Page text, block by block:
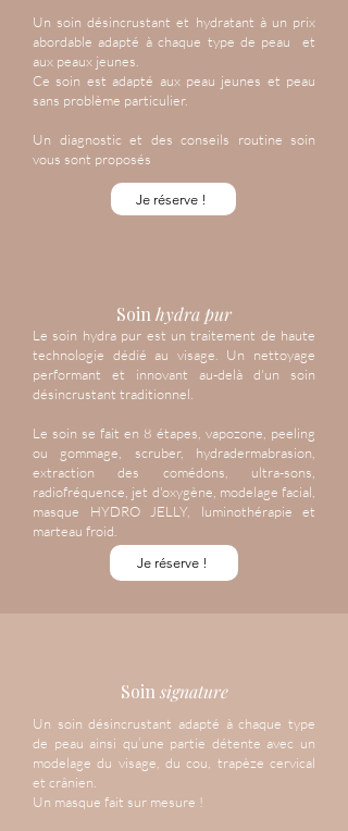
Un soin désincrustant et hydratant à un prix
abordable adapté à chaque type de peau et
aux peaux jeunes.
Ce soin est adapté aux peau jeunes et peau
sans problème particulier.
Un diagnostic et des conseils routine soin
vous sont proposés
Je réserve !
Soinhydra pur
Le soin hydra pur est un traitement de haute
technologie dédié au visage. Un nettoyage
performant et innovant au-delà d'un soin
désincrustant traditionnel.
Le soin se fait en 8 étapes, vapozone, peeling
ou gommage, scruber, hydradermabrasion,
extraction des comédons, ultra-sons,
radiofréquence, jet d'oxygène, modelage facial,
masque HYDRO JELLY, luminothérapie et
marteau froid.
Je réserve !
Soinsignature
Un soin désincrustant adapté à chaque type
de peau ainsi qu’une partie détente avec un
modelage du visage, du cou, trapèze cervical
et crânien.
Un masque fait sur mesure !